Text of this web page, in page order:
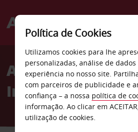
Welcome
AvisAluguer de
Inn em Mesa no
Política de Cookies
Utilizamos cookies para lhe
personalizadas, análise de
experiência no nosso site.
com parceiros de publicidade e
confiança – a nossa política de
informação. Ao clicar em
utilização de cookies.